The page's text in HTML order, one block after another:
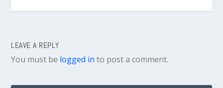
LEAVE A REPLY
You must be logged in to post a comment.